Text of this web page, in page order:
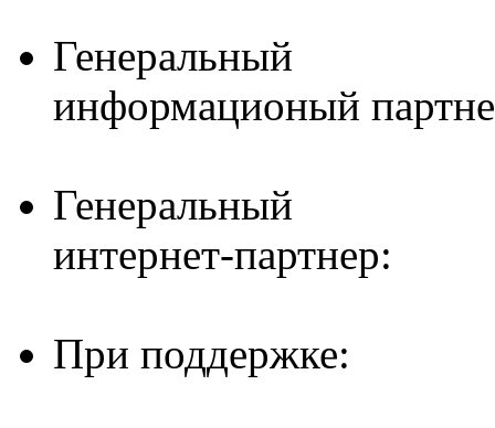
Генеральный
информационый
Генеральный
интернет-партнер:
При поддержке: